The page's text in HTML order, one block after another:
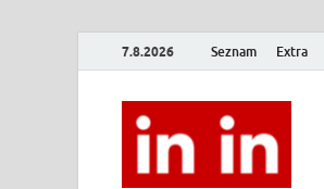
7.8.2026 Seznam Extra